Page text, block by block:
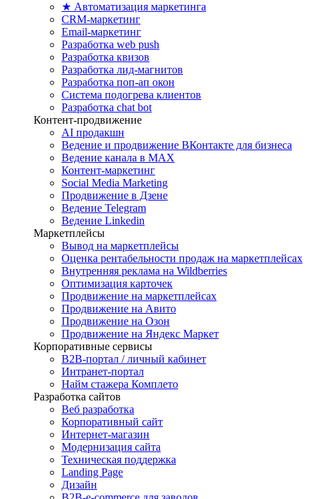
★ Автоматизация маркетинга
CRM-маркетинг
Email-маркетинг
Разработка web push
Разработка квизов
Разработка лид-магнитов
Разработка поп-ап окон
Система подогрева клиентов
Разработка chat bot
Контент-продвижение
AI продакшн
Ведение и продвижение ВКонтакте для бизнеса
Ведение канала в MAX
Контент-маркетинг
Social Media Marketing
Продвижение в Дзене
Ведение Telegram
Ведение Linkedin
Маркетплейсы
Вывод на маркетплейсы
Оценка рентабельности продаж на маркетплейсах
Внутренняя реклама на Wildberries
Оптимизация карточек
Продвижение на маркетплейсах
Продвижение на Авито
Продвижение на Озон
Продвижение на Яндекс Маркет
Корпоративные сервисы
B2B-портал / личный кабинет
Интранет-портал
Найм стажера Комплето
Разработка сайтов
Веб разработка
Корпоративный сайт
Интернет-магазин
Модернизация сайта
Техническая поддержка
Landing Page
Дизайн